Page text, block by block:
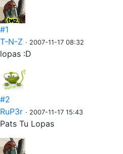
#1
T-N-Z · 2007-11-17 08:32
lopas :D
#2
RuP3r · 2007-11-17 15:43
Pats Tu Lopas